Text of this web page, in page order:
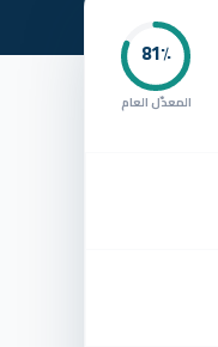
81٪
المعدّل العام